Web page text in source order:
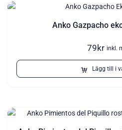
Anko Gazpacho
79kr inkl.
Lägg till i